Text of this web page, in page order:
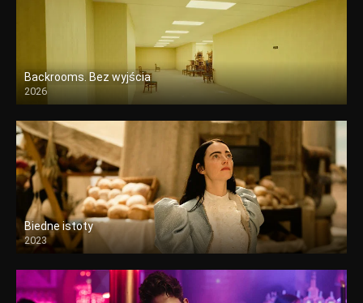
Backrooms. Bez wyjścia
2026
Biedne istoty
2023